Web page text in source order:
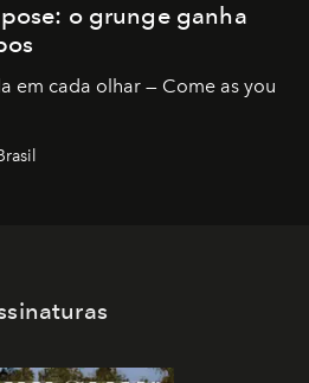
o grunge ganha
em cada olhar — Come as you